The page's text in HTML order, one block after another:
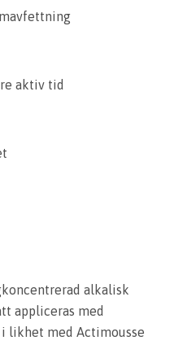
aktiv tid
alkalisk
appliceras med
likhet med Actimousse